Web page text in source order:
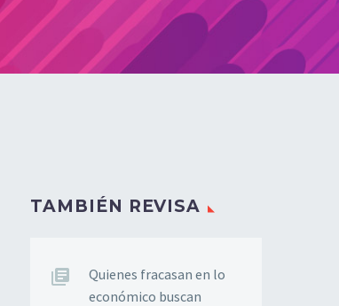
TAMBIÉN REVISA
Quienes fracasan en lo
económico buscan